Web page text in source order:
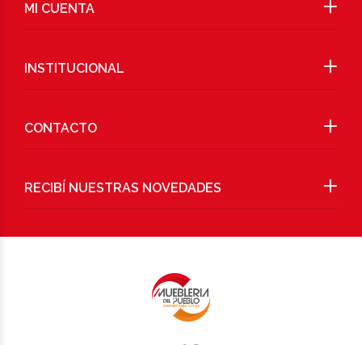
RECIBÍ NUESTRAS NOVEDADES
MI CUENTA
INSTITUCIONAL
CONTACTO